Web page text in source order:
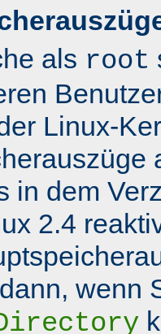
als root
Linux-
in dem
2.4
wenn